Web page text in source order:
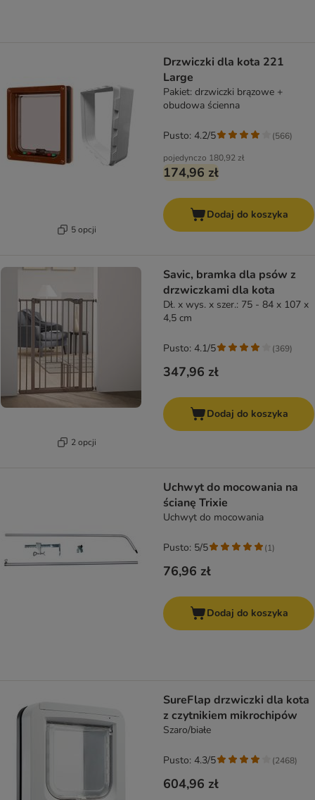
5 opcji
Drzwiczki dla kota 221
Large
Pakiet: drzwiczki brązowe +
obudowa ścienna
pojedynczo 180,92 zł
174,96 zł
Pusto: 4.2/5 (566)
Dodaj do koszyka
2 opcji
Savic, bramka dla psów z
drzwiczkami dla kota
Dł. x wys. x szer.: 75 - 84 x 107 x
4,5 cm
347,96 zł
Pusto: 4.1/5 (369)
Dodaj do koszyka
Uchwyt do mocowania na
ścianę Trixie
Uchwyt do mocowania
76,96 zł
Pusto: 5/5 (1)
Dodaj do koszyka
SureFlap drzwiczki dla kota
z czytnikiem mikrochipów
Szaro/białe
604,96 zł
Pusto: 4.3/5 (2468)